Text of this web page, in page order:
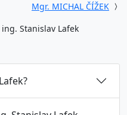
Mgr. MICHAL ČÍŽEK
ing. Stanislav Lafek